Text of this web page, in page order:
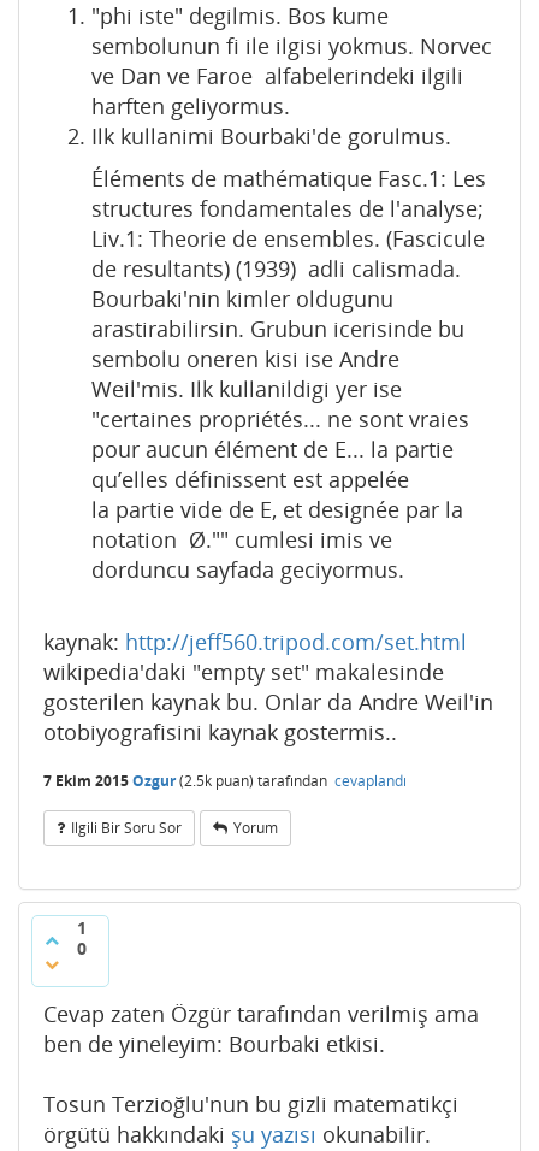
"phi iste" degilmis. Bos kume
sembolunun fi ile ilgisi yokmus. Norvec
ve Dan ve Faroe alfabelerindeki ilgili
harften geliyormus.
Ilk kullanimi Bourbaki'de gorulmus.
Éléments de mathématique Fasc.1: Les
structures fondamentales de l'analyse;
Liv.1: Theorie de ensembles. (Fascicule
de resultants) (1939) adli calismada.
Bourbaki'nin kimler oldugunu
arastirabilirsin. Grubun icerisinde bu
sembolu oneren kisi ise Andre
Weil'mis. Ilk kullanildigi yer ise
"certaines propriétés... ne sont vraies
pour aucun élément de E... la partie
qu’elles définissent est appelée
la partie vide de E, et designée par la
notation Ø."" cumlesi imis ve
dorduncu sayfada geciyormus.
kaynak: http://jeff560.tripod.com/set.html
wikipedia'daki "empty set" makalesinde
gosterilen kaynak bu. Onlar da Andre Weil'in
otobiyografisini kaynak gostermis..
7 Ekim 2015Ozgur(2.5k puan) tarafından cevaplandı
Ilgili Bir Soru Sor Yorum
1
0
Cevap zaten Özgür tarafından verilmiş ama
ben de yineleyim: Bourbaki etkisi.
Tosun Terzioğlu'nun bu gizli matematikçi
örgütü hakkındaki şu yazısı okunabilir.